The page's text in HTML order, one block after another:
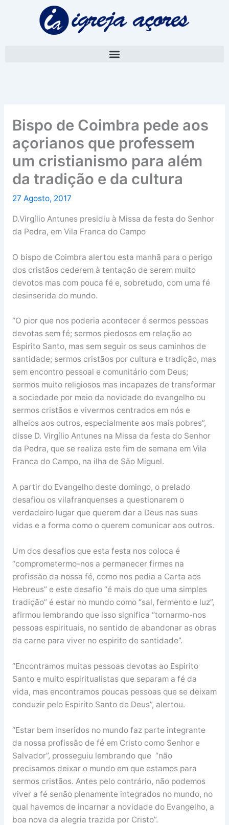
Bispo de Coimbra pede aos
açorianos que professem
um cristianismo para além
da tradição e da cultura
27 Agosto, 2017
D.Virgílio Antunes presidiu à Missa da festa do Senhor
da Pedra, em Vila Franca do Campo
O bispo de Coimbra alertou esta manhã para o perigo
dos cristãos cederem à tentação de serem muito
devotos mas com pouca fé e, sobretudo, com uma fé
desinserida do mundo.
“O pior que nos poderia acontecer é sermos pessoas
devotas sem fé; sermos piedosos em relação ao
Espirito Santo, mas sem seguir os seus caminhos de
santidade; sermos cristãos por cultura e tradição, mas
sem encontro pessoal e comunitário com Deus;
sermos muito religiosos mas incapazes de transformar
a sociedade por meio da novidade do evangelho ou
sermos cristãos e vivermos centrados em nós e
alheios aos outros, especialmente aos mais pobres”,
disse D. Virgílio Antunes na Missa da festa do Senhor
da Pedra, que se realiza este fim de semana em Vila
Franca do Campo, na ilha de São Miguel.
A partir do Evangelho deste domingo, o prelado
desafiou os vilafranquenses a questionarem o
verdadeiro lugar que querem dar a Deus nas suas
vidas e a forma como o querem comunicar aos outros.
Um dos desafios que esta festa nos coloca é
“comprometermo-nos a permanecer firmes na
profissão da nossa fé, como nos pedia a Carta aos
Hebreus” e este desafio “é mais do que uma simples
tradição” é estar no mundo como “sal, fermento e luz”,
afirmou lembrando que isso significa “tornarmo-nos
pessoas espirituais, no sentido de abandonar as obras
da carne para viver no espirito de santidade”.
“Encontramos muitas pessoas devotas ao Espirito
Santo e muito espiritualistas que separam a fé da
vida, mas encontramos poucas pessoas que se deixam
conduzir pelo Espirito Santo de Deus”, alertou.
“Estar bem inseridos no mundo faz parte integrante
da nossa profissão de fé em Cristo como Senhor e
Salvador”, prosseguiu lembrando que “não
precisamos deixar o mundo em que estamos para
sermos cristãos. Antes pelo contrário, não podemos
viver a fé senão plenamente integrados no mundo, no
qual havemos de incarnar a novidade do Evangelho, a
boa nova da alegria trazida por Cristo”.